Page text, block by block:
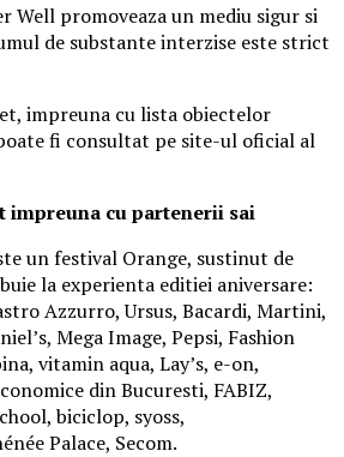
Well promoveaza un mediu sigur si
de substante interzise este strict
impreuna cu lista obiectelor
fi consultat pe site-ul oficial al
impreuna cu partenerii sai
un festival Orange, sustinut de
la experienta editiei aniversare:
Azzurro, Ursus, Bacardi, Martini,
Mega Image, Pepsi, Fashion
vitamin aqua, Lay’s, e-on,
din Bucuresti, FABIZ,
biciclop, syoss,
Palace, Secom.